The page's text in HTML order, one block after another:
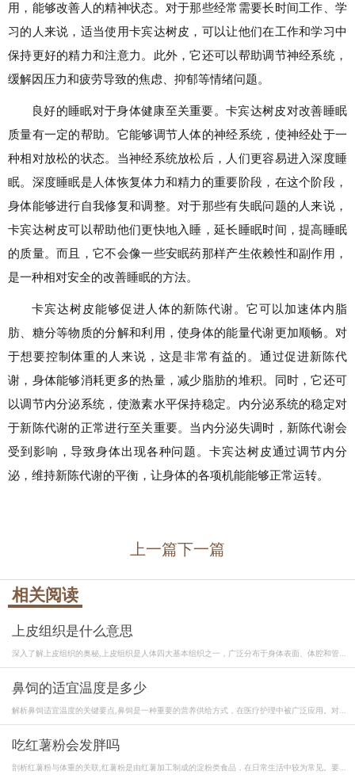
用，能够改善人的精神状态。对于那些经常需要长时间工作、学
习的人来说，适当使用卡宾达树皮，可以让他们在工作和学习中
保持更好的精力和注意力。此外，它还可以帮助调节神经系统，
缓解因压力和疲劳导致的焦虑、抑郁等情绪问题。
良好的睡眠对于身体健康至关重要。卡宾达树皮对改善睡眠
质量有一定的帮助。它能够调节人体的神经系统，使神经处于一
种相对放松的状态。当神经系统放松后，人们更容易进入深度睡
眠。深度睡眠是人体恢复体力和精力的重要阶段，在这个阶段，
身体能够进行自我修复和调整。对于那些有失眠问题的人来说，
卡宾达树皮可以帮助他们更快地入睡，延长睡眠时间，提高睡眠
的质量。而且，它不会像一些安眠药那样产生依赖性和副作用，
是一种相对安全的改善睡眠的方法。
卡宾达树皮能够促进人体的新陈代谢。它可以加速体内脂
肪、糖分等物质的分解和利用，使身体的能量代谢更加顺畅。对
于想要控制体重的人来说，这是非常有益的。通过促进新陈代
谢，身体能够消耗更多的热量，减少脂肪的堆积。同时，它还可
以调节内分泌系统，使激素水平保持稳定。内分泌系统的稳定对
于新陈代谢的正常进行至关重要。当内分泌失调时，新陈代谢会
受到影响，导致身体出现各种问题。卡宾达树皮通过调节内分
泌，维持新陈代谢的平衡，让身体的各项机能能够正常运转。
上一篇下一篇
相关阅读
上皮组织是什么意思
深入了解上皮组织的奥秘,上皮组织是人体四大基本组织之一，广泛分布于身体表面、体腔和管...
鼻饲的适宜温度是多少
解析鼻饲适宜温度的关键要点,鼻饲是一种重要的营养供给方式，在医疗护理中被广泛应用。对...
吃红薯粉会发胖吗
剖析红薯粉与体重的关联,红薯粉是由红薯加工制成的淀粉类食品，在日常生活中较为常见。要...